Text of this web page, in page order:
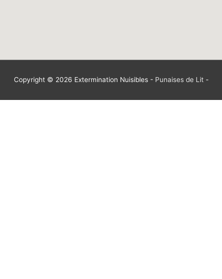
Copyright © 2026 Extermination Nuisibles- Punaises de Lit-